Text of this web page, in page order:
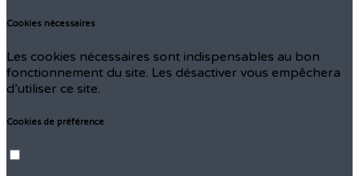
Cookies nécessaires
Les cookies nécessaires sont indispensables au bon
fonctionnement du site. Les désactiver vous empêchera
d’utiliser ce site.
Cookies de préférence